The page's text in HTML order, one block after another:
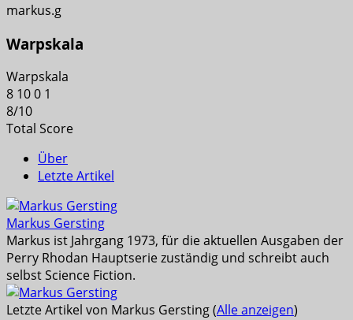
markus.g
Warpskala
Warpskala
8 100 1
8/10
Total Score
Über
Letzte Artikel
Markus Gersting
Markus ist Jahrgang 1973, für die aktuellen Ausgaben der
Perry Rhodan Hauptserie zuständig und schreibt auch
selbst Science Fiction.
Letzte Artikel von Markus Gersting(Alle anzeigen)